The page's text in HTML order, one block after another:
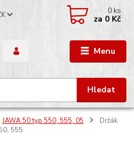
Menu
Hledat
0 ks
za 0 Kč
JAWA 50 typ 550, 555, 05
Držák
555